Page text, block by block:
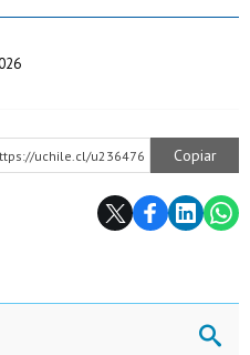
uchile.cl/u236476 Copiar